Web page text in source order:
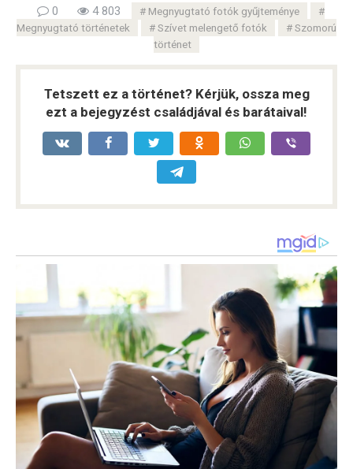
0 4 803
Megnyugtató fotók gyűjteménye
Megnyugtató történetek
Szívet melengető fotók
Szomorú
történet
Tetszett ez a történet? Kérjük, ossza meg
ezt a bejegyzést családjával és barátaival!